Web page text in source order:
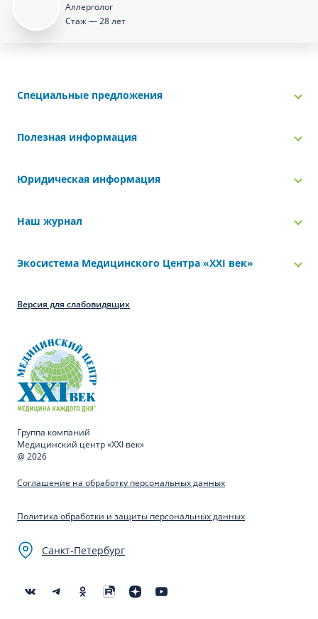
Аллерголог
Стаж — 28 лет
Специальные предложения
Полезная информация
Юридическая информация
Наш журнал
Экосистема Медицинского Центра «‎XXI век»
Версия для слабовидящих
Группа компаний
Медицинский центр «XXI век»
@ 2026
Соглашение на обработку персональных данных
Политика обработки и защиты персональных данных
Санкт-Петербург